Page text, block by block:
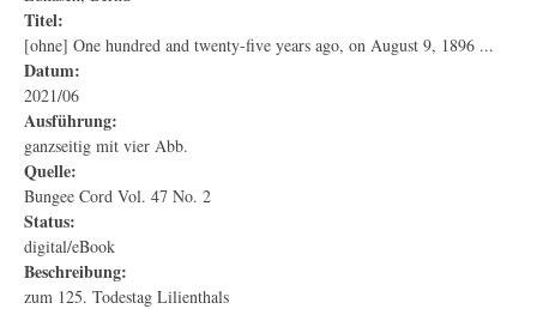
Titel:
[ohne] One hundred and twenty-five years ago, on August 9, 1896 ...
Datum:
2021/06
Ausführung:
ganzseitig mit vier Abb.
Quelle:
Bungee Cord Vol. 47 No. 2
Status:
digital/eBook
Beschreibung:
zum 125. Todestag Lilienthals